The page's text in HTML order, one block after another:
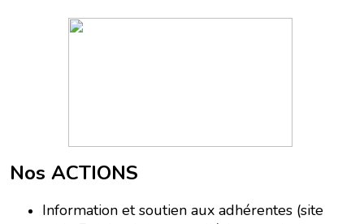
Nos ACTIONS
Information et soutien aux adhérentes (site